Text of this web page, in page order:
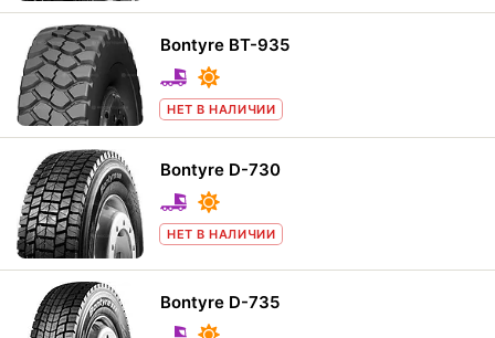
Bontyre BT-935
НЕТ В НАЛИЧИИ
Bontyre D-730
НЕТ В НАЛИЧИИ
Bontyre D-735